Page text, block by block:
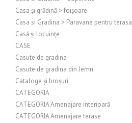
Casa și grădină > foișoare
Casa si Gradina > Paravane pentru terasa
Casă și locuințe
CASE
Casute de gradina
Casute de gradina din lemn
Cataloge și broșuri
CATEGORIA
CATEGORIA Amenajare interioară
CATEGORIA Amenajare terase